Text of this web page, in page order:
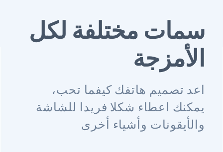
سمات مختلفة لكل
الأمزجة
اعد تصميم هاتفك كيفما تحب،
يمكنك اعطاء شكلا فريدا للشاشة
والأيقونات وأشياء أخرى